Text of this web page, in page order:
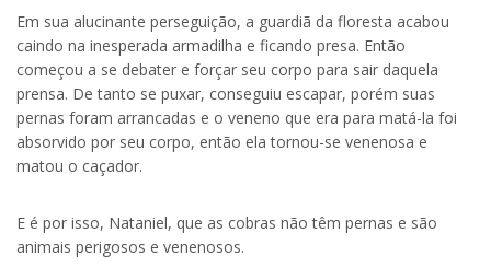
Em sua alucinante perseguição, a guardiã da floresta acabou
caindo na inesperada armadilha e ficando presa. Então
começou a se debater e forçar seu corpo para sair daquela
prensa. De tanto se puxar, conseguiu escapar, porém suas
pernas foram arrancadas e o veneno que era para matá-la foi
absorvido por seu corpo, então ela tornou-se venenosa e
matou o caçador.
E é por isso, Nataniel, que as cobras não têm pernas e são
animais perigosos e venenosos.